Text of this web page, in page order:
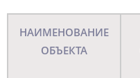
НАИМЕНОВАНИЕ
ОБЪЕКТА